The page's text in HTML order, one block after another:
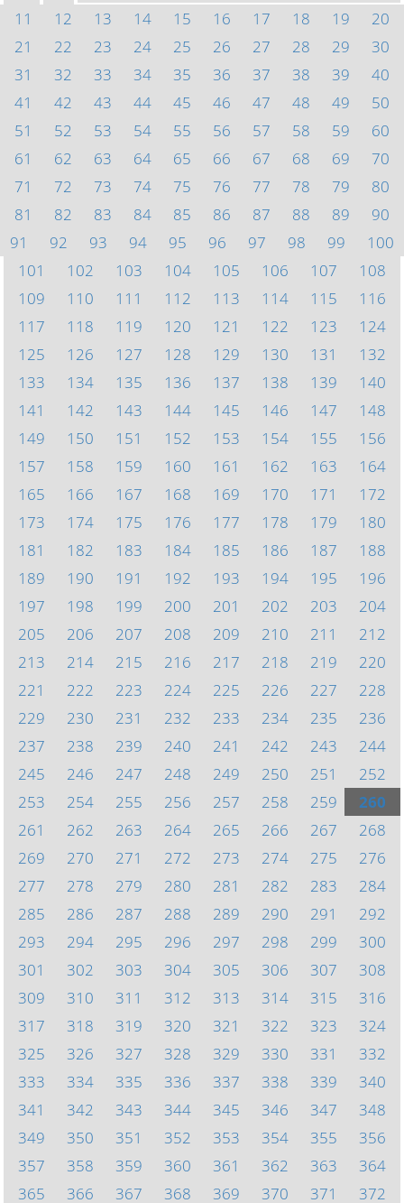
11
12 13 14 15 16 17 18 19
20
21
22 23 24 25 26 27 28 29
30
31
32 33 34 35 36 37 38 39
40
41
42 43 44 45 46 47 48 49
50
51
52 53 54 55 56 57 58 59
60
61
62 63 64 65 66 67 68 69
70
71
72 73 74 75 76 77 78 79
80
81
82 83 84 85 86 87 88 89
90
91
92 93 94 95 96 97 98 99
100
101
102 103 104 105 106 107
108
109
110 111 112 113 114 115
116
117
118 119 120 121 122 123
124
125
126 127 128 129 130 131
132
133
134 135 136 137 138 139
140
141
142 143 144 145 146 147
148
149
150 151 152 153 154 155
156
157
158 159 160 161 162 163
164
165
166 167 168 169 170 171
172
173
174 175 176 177 178 179
180
181
182 183 184 185 186 187
188
189
190 191 192 193 194 195
196
197
198 199 200 201 202 203
204
205
206 207 208 209 210 211
212
213
214 215 216 217 218 219
220
221
222 223 224 225 226 227
228
229
230 231 232 233 234 235
236
237
238 239 240 241 242 243
244
245
246 247 248 249 250 251
252
253
254 255 256 257 258 259
260
261
262 263 264 265 266 267
268
269
270 271 272 273 274 275
276
277
278 279 280 281 282 283
284
285
286 287 288 289 290 291
292
293
294 295 296 297 298 299
300
301
302 303 304 305 306 307
308
309
310 311 312 313 314 315
316
317
318 319 320 321 322 323
324
325
326 327 328 329 330 331
332
333
334 335 336 337 338 339
340
341
342 343 344 345 346 347
348
349
350 351 352 353 354 355
356
357
358 359 360 361 362 363
364
365
366 367 368 369 370 371 372